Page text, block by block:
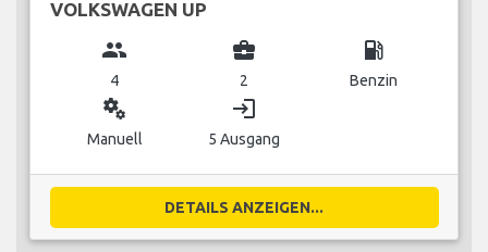
VOLKSWAGEN UP
group
4
business_center
2
local_gas_station
Benzin
miscellaneous_services
Manuell
login
5 Ausgang
DETAILS ANZEIGEN...